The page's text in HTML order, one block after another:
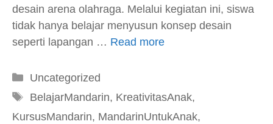
desain arena olahraga. Melalui kegiatan ini, siswa
tidak hanya belajar menyusun konsep desain
seperti lapangan … Read more
Kategori
Uncategorized
Tag
BelajarMandarin, KreativitasAnak,
KursusMandarin, MandarinUntukAnak,